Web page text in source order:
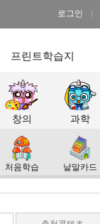
로그인
프린트학습지
창의 과학
처음학습 낱말카드